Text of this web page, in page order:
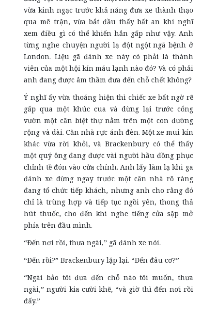
vừa kinh ngạc trước khả năng đưa xe thành thạo
qua mê trận, vừa bắt đầu thấy bất an khi nghĩ
xem điều gì có thể khiến hắn gấp như vậy. Anh
từng nghe chuyện người lạ đột ngột ngã bệnh ở
London. Liệu gã đánh xe này có phải là thành
viên của một hội kín máu lạnh nào đó? Và có phải
anh đang được âm thầm đưa đến chỗ chết không?
Ý nghĩ ấy vừa thoáng hiện thì chiếc xe bất ngờ rẽ
gấp qua một khúc cua và dừng lại trước cổng
vườn một căn biệt thự nằm trên một con đường
rộng và dài. Căn nhà rực ánh đèn. Một xe mui kín
khác vừa rời khỏi, và Brackenbury có thể thấy
một quý ông đang được vài người hầu đồng phục
chỉnh tề đón vào cửa chính. Anh lấy làm lạ khi gã
đánh xe dừng ngay trước một căn nhà rõ ràng
đang tổ chức tiếp khách, nhưng anh cho rằng đó
chỉ là trùng hợp và tiếp tục ngồi yên, thong thả
hút thuốc, cho đến khi nghe tiếng cửa sập mở
phía trên đầu mình.
“Đến nơi rồi, thưa ngài,” gã đánh xe nói.
“Đến rồi?” Brackenbury lặp lại. “Đến đâu cơ?”
“Ngài bảo tôi đưa đến chỗ nào tôi muốn, thưa
ngài,” người kia cười khẽ, “và giờ thì đến nơi rồi
đấy.”